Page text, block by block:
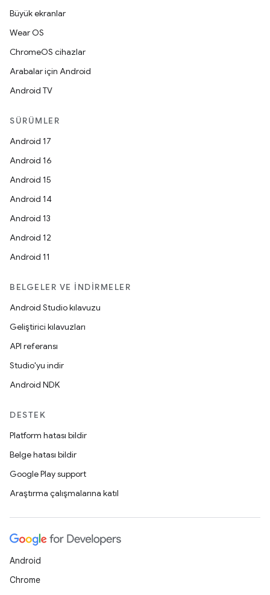
Büyük ekranlar
Wear OS
ChromeOS cihazlar
Arabalar için Android
Android TV
SÜRÜMLER
Android 17
Android 16
Android 15
Android 14
Android 13
Android 12
Android 11
BELGELER VE İNDIRMELER
Android Studio kılavuzu
Geliştirici kılavuzları
API referansı
Studio'yu indir
Android NDK
DESTEK
Platform hatası bildir
Belge hatası bildir
Google Play support
Araştırma çalışmalarına katıl
Android
Chrome